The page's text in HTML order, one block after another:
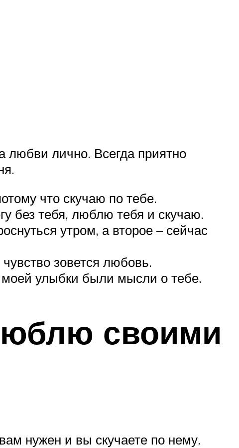
любви лично. Всегда приятно
что скучаю по тебе.
без тебя, люблю тебя и скучаю.
утром, а второе – сейчас
зовется любовь.
моей улыбки были мысли о тебе.
своими
нужен и вы скучаете по нему.